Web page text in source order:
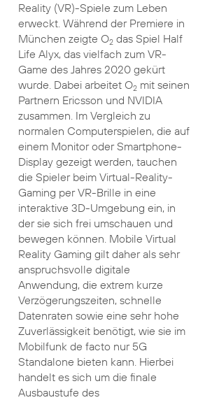
Reality (VR)-Spiele zum Leben
erweckt. Während der Premiere in
München zeigte O2das Spiel Half
Life Alyx, das vielfach zum VR-
Game des Jahres 2020 gekürt
wurde. Dabei arbeitet O2mit seinen
Partnern Ericsson und NVIDIA
zusammen. Im Vergleich zu
normalen Computerspielen, die auf
einem Monitor oder Smartphone-
Display gezeigt werden, tauchen
die Spieler beim Virtual-Reality-
Gaming per VR-Brille in eine
interaktive 3D-Umgebung ein, in
der sie sich frei umschauen und
bewegen können. Mobile Virtual
Reality Gaming gilt daher als sehr
anspruchsvolle digitale
Anwendung, die extrem kurze
Verzögerungszeiten, schnelle
Datenraten sowie eine sehr hohe
Zuverlässigkeit benötigt, wie sie im
Mobilfunk de facto nur 5G
Standalone bieten kann. Hierbei
handelt es sich um die finale
Ausbaustufe des